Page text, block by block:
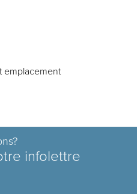
emplacement
infolettre